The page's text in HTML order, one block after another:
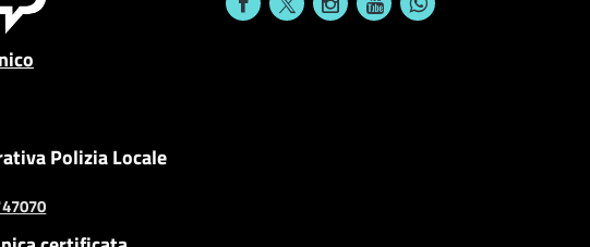
Polizia Locale